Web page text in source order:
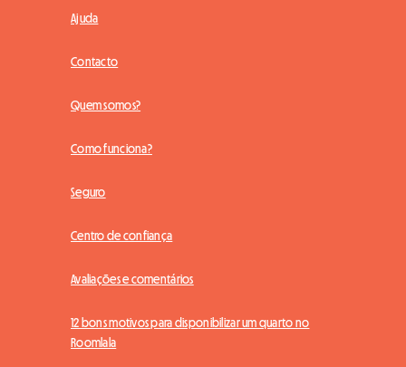
Ajuda
Contacto
Quem somos?
Como funciona?
Seguro
Centro de confiança
Avaliações e comentários
12 bons motivos para disponibilizar um quarto no
Roomlala